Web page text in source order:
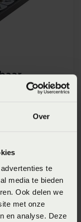
Over
te
media te bieden
Ook delen we
met onze
en analyse. Deze
is een
daarom vragen
worden. Ook